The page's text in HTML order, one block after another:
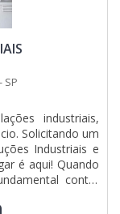
SP
industriais,
Solicitando um
Industriais e
é aqui! Quando
contar
os resultados